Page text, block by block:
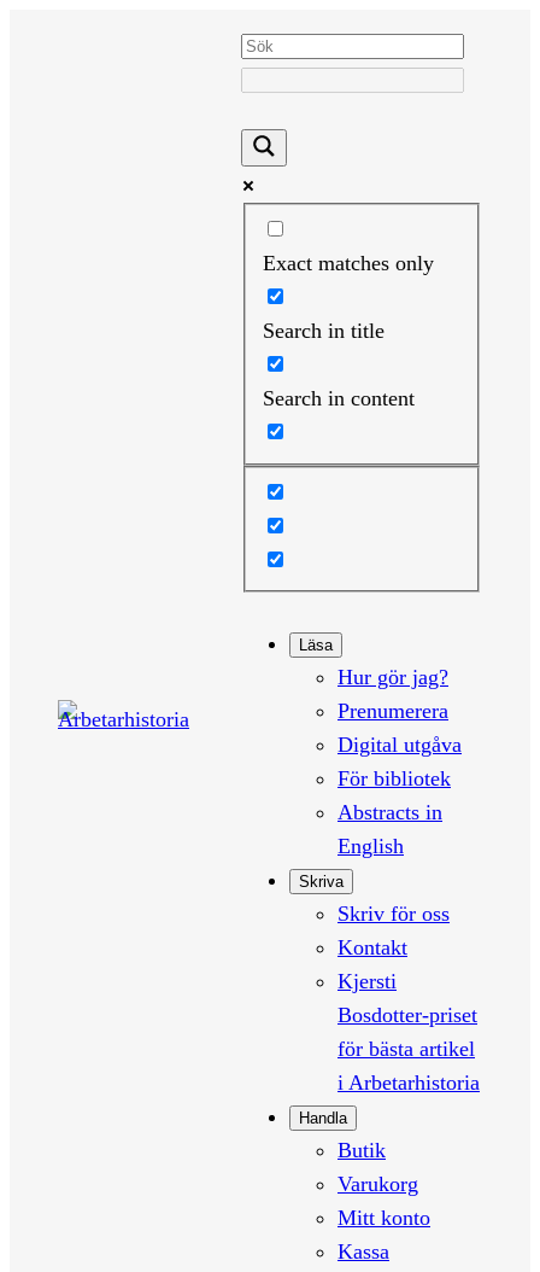
Exact matches only
Search in title
Search in content
Läsa
Hur gör jag?
Prenumerera
Digital utgåva
För bibliotek
Abstracts in
English
Skriva
Skriv för oss
Kontakt
Kjersti
Bosdotter-priset
för bästa artikel
i Arbetarhistoria
Handla
Butik
Varukorg
Mitt konto
Kassa